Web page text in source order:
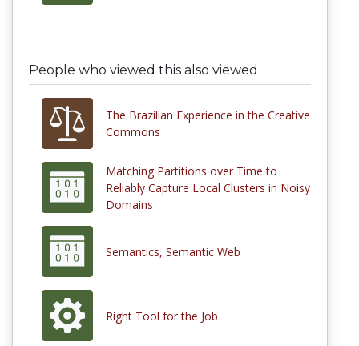
People who viewed this also viewed
The Brazilian Experience in the Creative
Commons
Matching Partitions over Time to
Reliably Capture Local Clusters in Noisy
Domains
Semantics, Semantic Web
Right Tool for the Job